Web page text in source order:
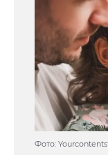
Фото: